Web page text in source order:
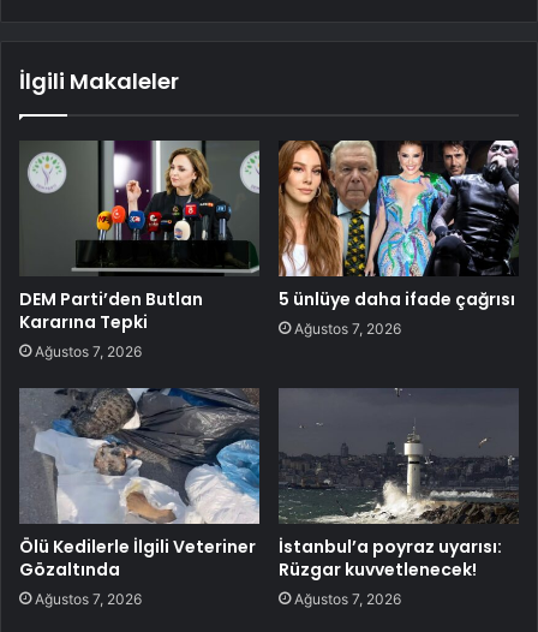
İlgili Makaleler
DEM Parti’den Butlan
Kararına Tepki
Ağustos 7, 2026
5 ünlüye daha ifade çağrısı
Ağustos 7, 2026
Ölü Kedilerle İlgili Veteriner
Gözaltında
Ağustos 7, 2026
İstanbul’a poyraz uyarısı:
Rüzgar kuvvetlenecek!
Ağustos 7, 2026